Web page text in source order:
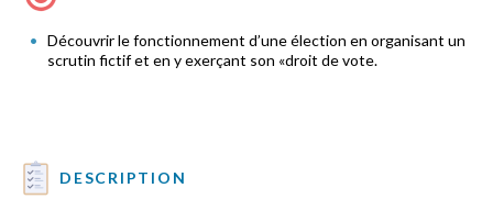
Découvrir le fonctionnement d’une élection en organisant un
scrutin fictif et en y exerçant son «droit de vote.
DESCRIPTION